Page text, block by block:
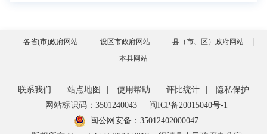
各省(市)政府网站 设区市政府网站
县（市、区）政府网站
本县网站
联系我们 | 站点地图 | 使用帮助 | 评比统计 |
隐私保护
网站标识码：3501240043
闽ICP备20015040号-1
闽公网安备： 35012402000047